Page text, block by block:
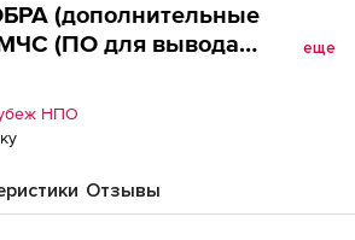
(дополнительные
(ПО для вывода
еще
НПО
Отзывы